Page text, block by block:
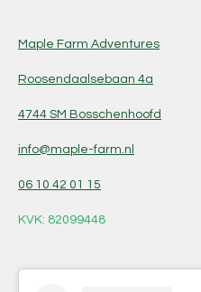
Maple Farm Adventures
Roosendaalsebaan 4a
4744 SM Bosschenhoofd
info@maple-farm.nl
06 10 42 01 15
KVK: 82099448